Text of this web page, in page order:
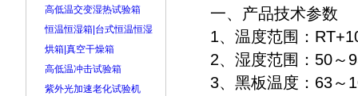
高低温交变湿热试验箱
恒温恒湿箱|台式恒温恒湿
烘箱|真空干燥箱
高低温冲击试验箱
紫外光加速老化试验机
一、产品技术参
1、温度范围：
2、湿度范围：50
3、黑板温度：